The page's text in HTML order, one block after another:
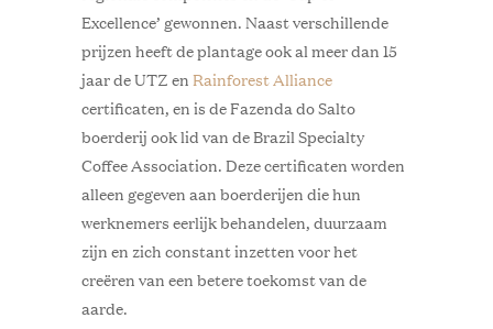
Excellence’ gewonnen. Naast verschillende
prijzen heeft de plantage ook al meer dan 15
jaar de UTZ enRainforest Alliance
certificaten, en is de Fazenda do Salto
boerderij ook lid van de Brazil Specialty
Coffee Association. Deze certificaten worden
alleen gegeven aan boerderijen die hun
werknemers eerlijk behandelen, duurzaam
zijn en zich constant inzetten voor het
creëren van een betere toekomst van de
aarde.